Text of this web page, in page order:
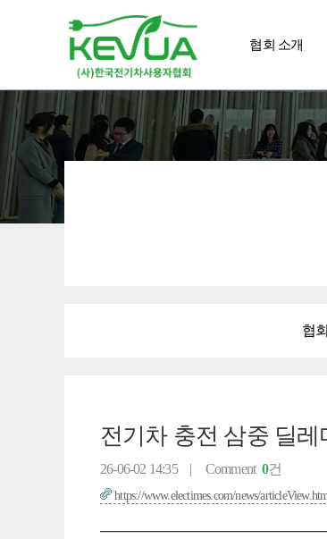
협회 소개
알림 마당
협
전기차 충전 삼중 딜
26-06-02 14:35 | Comment 0건
https://www.electimes.com/news/